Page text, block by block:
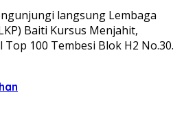
langsung Lembaga
Baiti Kursus Menjahit,
100 Tembesi Blok H2 No.30.